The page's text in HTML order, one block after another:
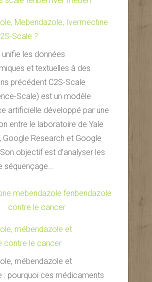
Mebendazole, Ivermectine
Scale ?
les données
et textuelles à des
précédent C2S-Scale
Scale) est un modèle
artificielle développé par une
entre le laboratoire de Yale
Google Research et Google
objectif est d’analyser les
séquençage...
mébendazole et
contre le cancer
mébendazole et
: pourquoi ces médicaments